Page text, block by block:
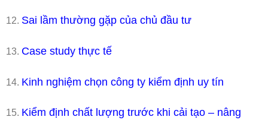
Sai lầm thường gặp của chủ đầu tư
Case study thực tế
Kinh nghiệm chọn công ty kiểm định uy tín
Kiểm định chất lượng trước khi cải tạo – nâng